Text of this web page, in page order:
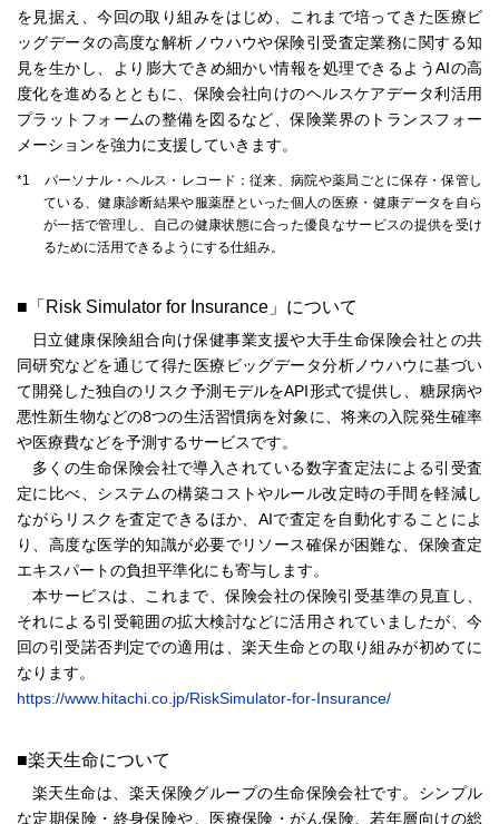
を見据え、今回の取り組みをはじめ、これまで培ってきた医療ビ
ッグデータの高度な解析ノウハウや保険引受査定業務に関する知
見を生かし、より膨大できめ細かい情報を処理できるようAIの高
度化を進めるとともに、保険会社向けのヘルスケアデータ利活用
プラットフォームの整備を図るなど、保険業界のトランスフォー
メーションを強力に支援していきます。
*1 パーソナル・ヘルス・レコード：従来、病院や薬局ごとに保存・保管し
ている、健康診断結果や服薬歴といった個人の医療・健康データを自ら
が一括で管理し、自己の健康状態に合った優良なサービスの提供を受け
るために活用できるようにする仕組み。
■「Risk Simulator for Insurance」について
日立健康保険組合向け保健事業支援や大手生命保険会社との共
同研究などを通じて得た医療ビッグデータ分析ノウハウに基づい
て開発した独自のリスク予測モデルをAPI形式で提供し、糖尿病や
悪性新生物などの8つの生活習慣病を対象に、将来の入院発生確率
や医療費などを予測するサービスです。
多くの生命保険会社で導入されている数字査定法による引受査
定に比べ、システムの構築コストやルール改定時の手間を軽減し
ながらリスクを査定できるほか、AIで査定を自動化することによ
り、高度な医学的知識が必要でリソース確保が困難な、保険査定
エキスパートの負担平準化にも寄与します。
本サービスは、これまで、保険会社の保険引受基準の見直し、
それによる引受範囲の拡大検討などに活用されていましたが、今
回の引受諾否判定での適用は、楽天生命との取り組みが初めてに
なります。
https://www.hitachi.co.jp/RiskSimulator-for-Insurance/
■楽天生命について
楽天生命は、楽天保険グループの生命保険会社です。シンプル
な定期保険・終身保険や、医療保険・がん保険、若年層向けの総